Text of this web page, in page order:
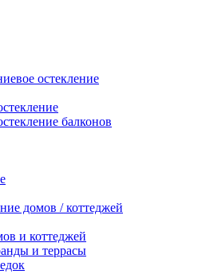
остекление
балконов
домов / коттеджей
и коттеджей
и террасы